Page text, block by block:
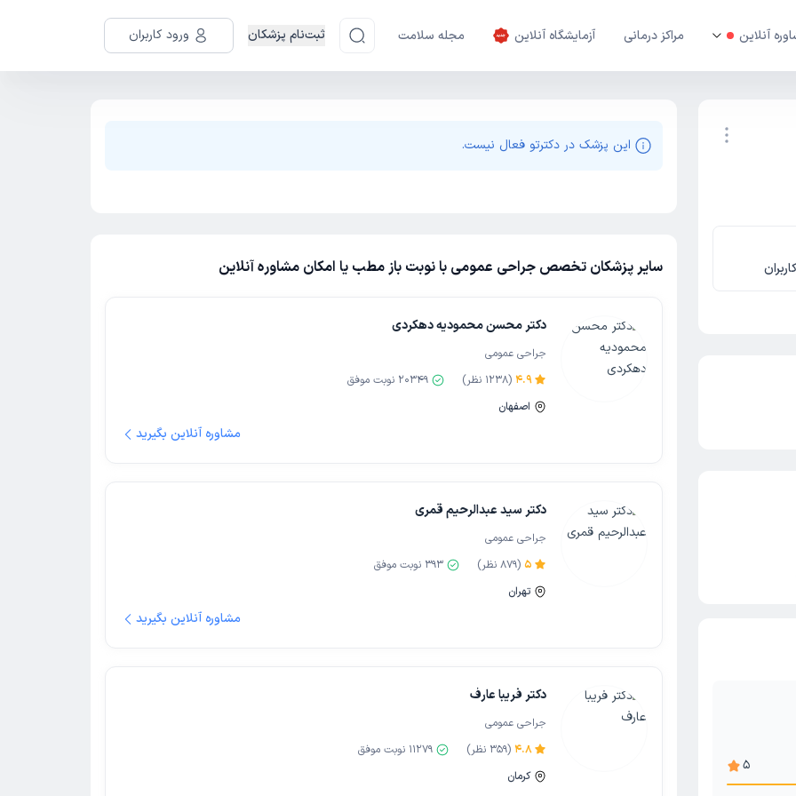
آنلاین مراکز درمانی آزمایشگاه آنلاین مجله سلامت ثبت‌نام پزشکان ورود کاربران
این پزشک در دکترتو فعال نیست.
سایر پزشکان تخصص جراحی عمومی با نوبت باز مطب یا امکان مشاوره آنلاین
دکتر محسن محمودیه دهکردی
جراحی عمومی
4.9
(
1238 نظر) 20349 نوبت موفق
اصفهان
مشاوره آنلاین بگیرید
دکتر سید عبدالرحیم قمری
جراحی عمومی
5
(
879 نظر) 393 نوبت موفق
تهران
مشاوره آنلاین بگیرید
دکتر فریبا عارف
جراحی عمومی
4.8
(
359 نظر) 11279 نوبت موفق
کرمان
بیضه5